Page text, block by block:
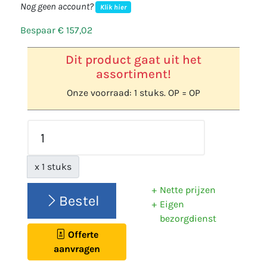
Nog geen account?
Klik hier
Bespaar € 157,02
Dit product gaat uit het
assortiment!
Onze voorraad: 1 stuks. OP = OP
x 1 stuks
Bestel
Offerte
aanvragen
Nette prijzen
Eigen
bezorgdienst